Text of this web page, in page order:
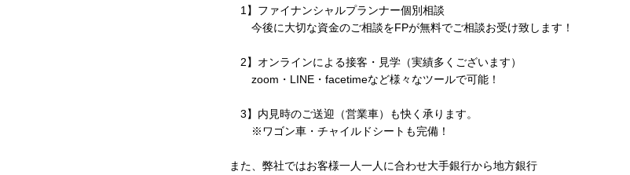
1】ファイナンシャルプランナー個別相談
今後に大切な資金のご相談をFPが無料でご相談お受け致します！
2】オンラインによる接客・見学（実績多くございます）
zoom・LINE・facetimeなど様々なツールで可能！
3】内見時のご送迎（営業車）も快く承ります。
※ワゴン車・チャイルドシートも完備！
また、弊社ではお客様一人一人に合わせ大手銀行から地方銀行